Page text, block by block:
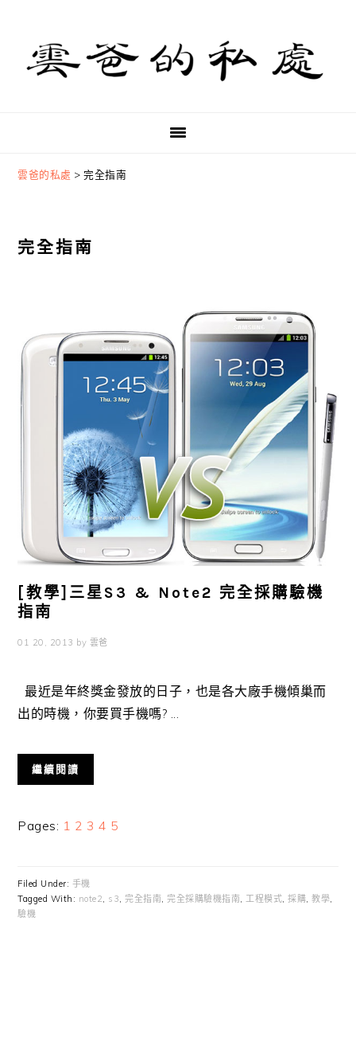
primary
navigation
content
primary
sidebar
雲爸的私處 >完全指南
完全指南
[教學]三星S3 & Note2 完全採購驗機
指南
01 20, 2013 by 雲爸
最近是年終獎金發放的日子，也是各大廠手機傾巢而
出的時機，你要買手機嗎? ...
繼續閱讀
Pages: Page
1 Page
2 Page
3 Page
4 Page
5
Filed Under: 手機
Tagged With: note2, s3,完全指南,完全採購驗機指南,工程模式,採購,教學,
驗機